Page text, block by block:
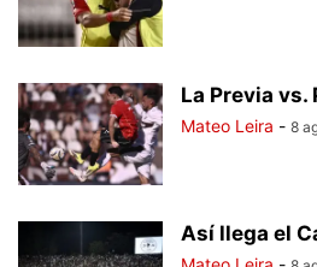
La Previa vs.
Mateo Leira - 8
Así llega el